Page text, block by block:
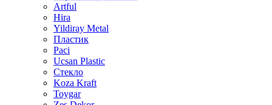
Artful
Hira
Yildiray Metal
Пластик
Paci
Ucsan Plastic
Стекло
Koza Kraft
Toygar